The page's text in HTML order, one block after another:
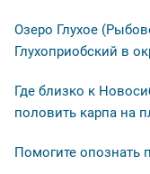
Озеро Глухое
Глухоприобский в
Где близко к
половить карпа на
Помогите опознать